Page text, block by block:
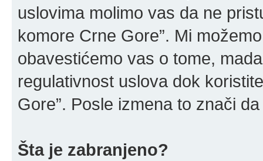
uslovima molimo vas da ne
komore Crne Gore”. Mi
obavestićemo vas o tome,
regulativnost uslova dok
Gore”. Posle izmena to znači
Šta je zabranjeno?